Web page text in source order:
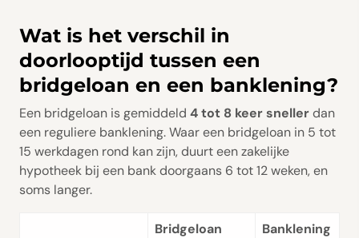
Wat is het verschil in
doorlooptijd tussen een
bridgeloan en een banklening?
Een bridgeloan is gemiddeld 4 tot 8 keer snellerdan
een reguliere banklening. Waar een bridgeloan in 5 tot
15 werkdagen rond kan zijn, duurt een zakelijke
hypotheek bij een bank doorgaans 6 tot 12 weken, en
soms langer.
Bridgeloan Banklening